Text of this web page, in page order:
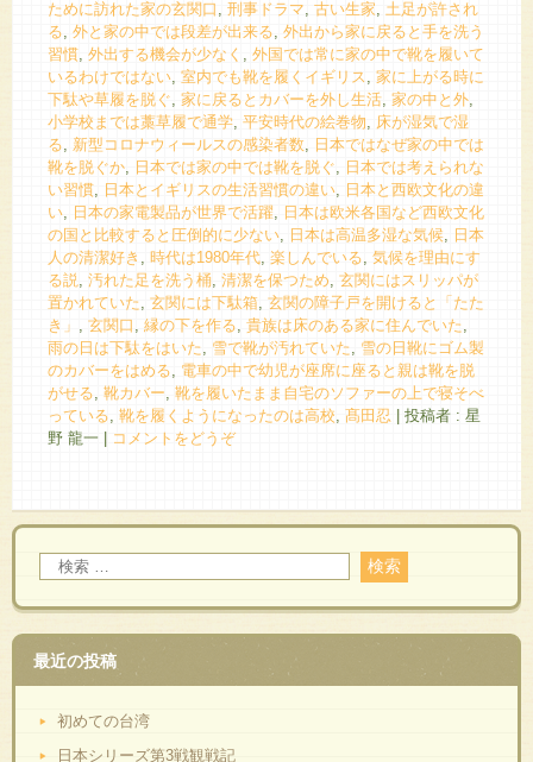
ために訪れた家の玄関口
刑事ドラマ 古い生家
土足が許され
る 外と家の中では段差が出来る 外出から家に戻ると手を洗う
習慣 外出する機会が少なく
外国では常に家の中で靴を履いて
いるわけではない 室内でも靴を履くイギリス
家に上がる時に
下駄や草履を脱ぐ 家に戻るとカバーを外し生活 家の中と外
小学校までは藁草履で通学 平安時代の絵巻物
床が湿気で湿
る
新型コロナウィールスの感染者数
日本ではなぜ家の中では
靴を脱ぐか
日本では家の中では靴を脱ぐ
日本では考えられな
い習慣
日本とイギリスの生活習慣の違い
日本と西欧文化の違
い
日本の家電製品が世界で活躍
日本は欧米各国など西欧文化
の国と比較すると圧倒的に少ない
日本は高温多湿な気候
日本
人の清潔好き
時代は1980年代 楽しんでいる 気候を理由にす
る説
汚れた足を洗う桶 清潔を保つため 玄関にはスリッパが
置かれていた 玄関には下駄箱 玄関の障子戸を開けると「たた
き」
玄関口 縁の下を作る 貴族は床のある家に住んでいた
雨の日は下駄をはいた
雪で靴が汚れていた
雪の日靴にゴム製
のカバーをはめる
電車の中で幼児が座席に座ると親は靴を脱
がせる 靴カバー 靴を履いたまま自宅のソファーの上で寝そべ
っている 靴を履くようになったのは高校 髙田忍 | 投稿者 : 星
野 龍一 | コメントをどうぞ
最近の投稿
初めての台湾
日本シリーズ第3戦観戦記